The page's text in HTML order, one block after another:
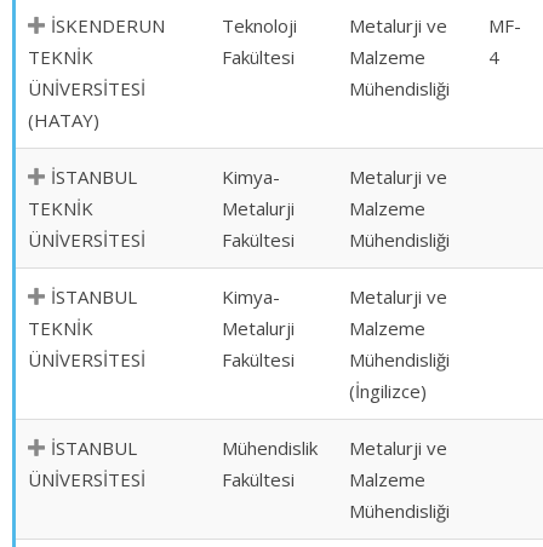
İSKENDERUN
TEKNİK
ÜNİVERSİTESİ
(HATAY)
Teknoloji
Fakültesi
Metalurji ve
Malzeme
Mühendisliği
MF-
4
İSTANBUL
TEKNİK
ÜNİVERSİTESİ
Kimya-
Metalurji
Fakültesi
Metalurji ve
Malzeme
Mühendisliği
İSTANBUL
TEKNİK
ÜNİVERSİTESİ
Kimya-
Metalurji
Fakültesi
Metalurji ve
Malzeme
Mühendisliği
(İngilizce)
İSTANBUL
ÜNİVERSİTESİ
Mühendislik
Fakültesi
Metalurji ve
Malzeme
Mühendisliği